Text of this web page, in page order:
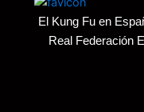
El Kung Fu en
Real Federación